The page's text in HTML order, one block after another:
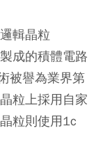
輯晶粒
成的積體電路
被譽為業界第
粒上採用自家
粒則使用1c